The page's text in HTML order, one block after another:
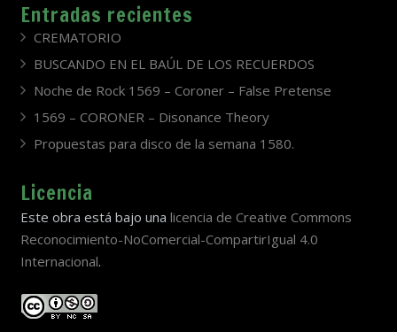
Entradas recientes
CREMATORIO
BUSCANDO EN EL BAÚL DE LOS RECUERDOS
Noche de Rock 1569 – Coroner – False Pretense
1569 – CORONER – Disonance Theory
Propuestas para disco de la semana 1580.
Licencia
Este obra está bajo una licencia de Creative Commons
Reconocimiento-NoComercial-CompartirIgual 4.0
Internacional.